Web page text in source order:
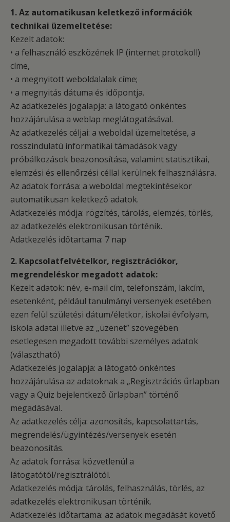
1. Az automatikusan keletkező információk
technikai üzemeltetése:
Kezelt adatok:
• a felhasználó eszközének IP (internet protokoll)
címe,
• a megnyitott weboldalalak címe;
• a megnyitás dátuma és időpontja.
Az adatkezelés jogalapja: a látogató önkéntes
hozzájárulása a weblap meglátogatásával.
Az adatkezelés céljai: a weboldal üzemeltetése, a
rosszindulatú informatikai támadások vagy
próbálkozások beazonosítása, valamint statisztikai,
elemzési és ellenőrzési céllal kerülnek felhasználásra.
Az adatok forrása: a weboldal megtekintésekor
automatikusan keletkező adatok.
Adatkezelés módja: rögzítés, tárolás, elemzés, törlés,
az adatkezelés elektronikusan történik.
Adatkezelés időtartama: 7 nap
2. Kapcsolatfelvételkor, regisztrációkor,
megrendeléskor megadott adatok:
Kezelt adatok: név, e-mail cím, telefonszám, lakcím,
esetenként, például tanulmányi versenyek esetében
ezen felül születési dátum/életkor, iskolai évfolyam,
iskola adatai illetve az „üzenet” szövegében
esetlegesen megadott további személyes adatok
(választható)
Adatkezelés jogalapja: a látogató önkéntes
hozzájárulása az adatoknak a „Regisztrációs űrlapban
vagy a Quiz bejelentkező űrlapban” történő
megadásával.
Az adatkezelés célja: azonosítás, kapcsolattartás,
megrendelés/ügyintézés/versenyek esetén
beazonosítás.
Az adatok forrása: közvetlenül a
látogatótól/regisztrálótól.
Adatkezelés módja: tárolás, felhasználás, törlés, az
adatkezelés elektronikusan történik.
Adatkezelés időtartama: az adatok megadását követő